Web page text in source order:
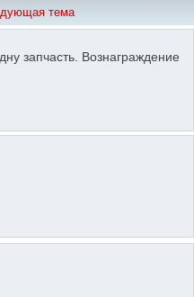
тема
запчасть. Вознаграждение